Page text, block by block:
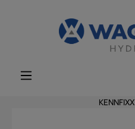
KENNFIXX